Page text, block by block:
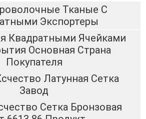
Тканые С
Экспортеры
Квадратными Ячейками
Основная Страна
Покупателя
Латунная Сетка
Завод
Сетка Бронзовая